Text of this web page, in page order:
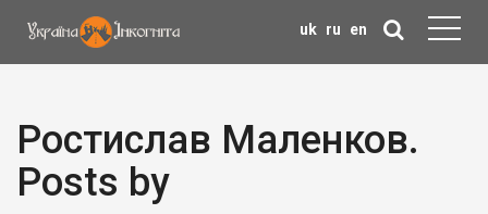
uk ru en
Ростислав Маленков.
Posts by